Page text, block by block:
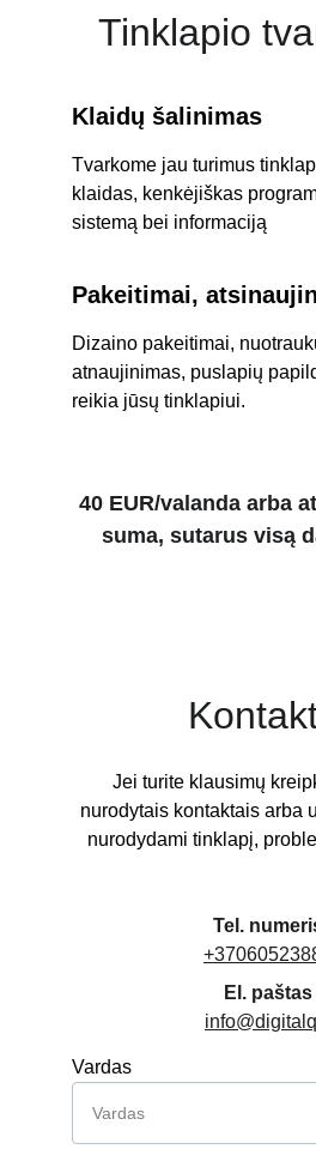
Tinklapio
Tvarkome jau turimus
klaidas, kenkėjiškas
sistemą bei informaciją
Klaidų šalinimas
Pakeitimai,
Dizaino pakeitimai,
atnaujinimas, puslapių
reikia jūsų tinklapiui.
40 EUR/valanda arba
suma, sutarus visą
Jei turite klausimų
nurodytais kontaktais arba
nurodydami tinklapį,
Tel.
El. paštas
Vardas